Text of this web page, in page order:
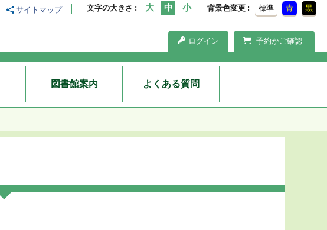
文字の大きさ 背景色変更 標準 青 黒
ログイン 予約かご確認
サイトマップ
図書館案内 よくある質問